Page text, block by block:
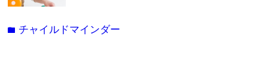
folder チャイルドマインダー